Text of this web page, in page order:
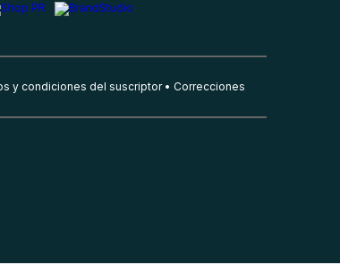
y condiciones del suscriptor Correcciones